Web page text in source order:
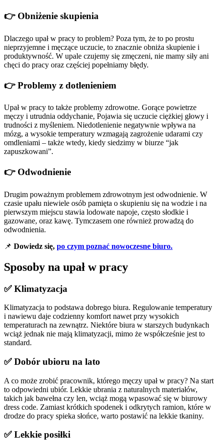
👉 Obniżenie skupienia
Dlaczego upał w pracy to problem? Poza tym, że to po prostu
nieprzyjemne i męczące uczucie, to znacznie obniża skupienie i
produktywność. W upale czujemy się zmęczeni, nie mamy siły ani
chęci do pracy oraz częściej popełniamy błędy.
👉 Problemy z dotlenieniem
Upał w pracy to także problemy zdrowotne. Gorące powietrze
męczy i utrudnia oddychanie, Pojawia się uczucie ciężkiej głowy i
trudności z myśleniem. Niedotlenienie negatywnie wpływa na
mózg, a wysokie temperatury wzmagają zagrożenie udarami czy
omdleniami – także wtedy, kiedy siedzimy w biurze “jak
zapuszkowani”.
👉 Odwodnienie
Drugim poważnym problemem zdrowotnym jest odwodnienie. W
czasie upału niewiele osób pamięta o skupieniu się na wodzie i na
pierwszym miejscu stawia lodowate napoje, często słodkie i
gazowane, oraz kawę. Tymczasem one również prowadzą do
odwodnienia.
📌 Dowiedz się, po czym poznać nowoczesne biuro.
Sposoby na upał w pracy
✅ Klimatyzacja
Klimatyzacja to podstawa dobrego biura. Regulowanie temperatury
i nawiewu daje codzienny komfort nawet przy wysokich
temperaturach na zewnątrz. Niektóre biura w starszych budynkach
wciąż jednak nie mają klimatyzacji, mimo że współcześnie jest to
standard.
✅ Dobór ubioru na lato
A co może zrobić pracownik, którego męczy upał w pracy? Na start
to odpowiedni ubiór. Lekkie ubrania z naturalnych materiałów,
takich jak bawełna czy len, wciąż mogą wpasować się w biurowy
dress code. Zamiast krótkich spodenek i odkrytych ramion, które w
drodze do pracy spieka słońce, warto postawić na lekkie tkaniny.
✅ Lekkie posiłki